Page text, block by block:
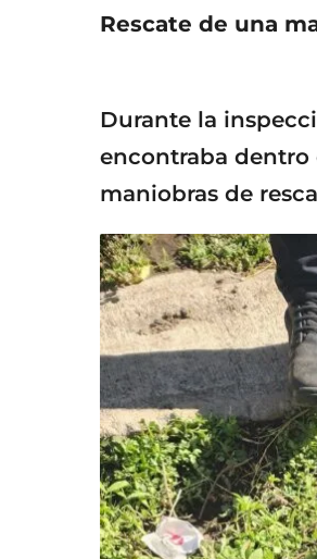
Rescate de una
Durante la
encontraba dentro
maniobras de